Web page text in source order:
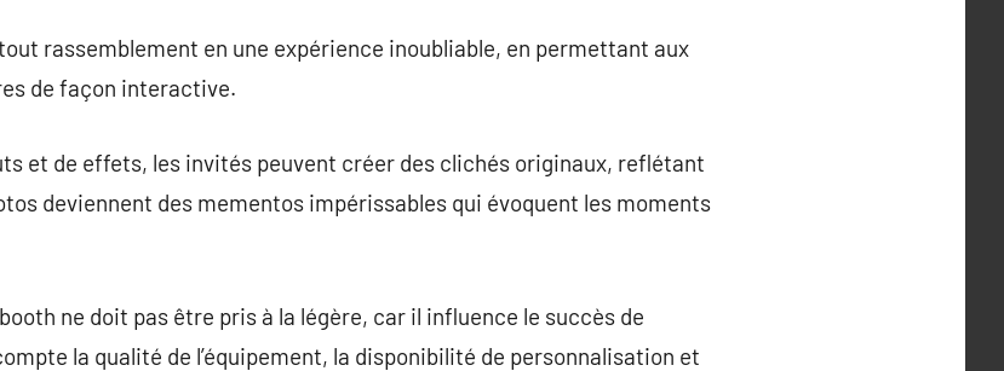
rassemblement en une expérience inoubliable, en permettant aux
de façon interactive.
et de effets, les invités peuvent créer des clichés originaux, reflétant
deviennent des mementos impérissables qui évoquent les moments
ne doit pas être pris à la légère, car il influence le succès de
la qualité de l’équipement, la disponibilité de personnalisation et